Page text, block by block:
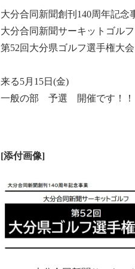
大分合同新聞創刊140周年記念
大分合同新聞サーキットゴルフ
第52回大分県ゴルフ選手権大会
来る5月15日(金)
一般の部 予選 開催です！！
[添付画像]